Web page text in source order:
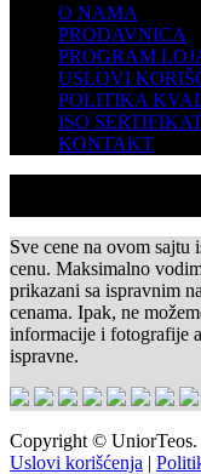
O NAMA
PRODAVNICA
PROGRAM
USLOVI
POLITIKA
ISO
KONTAKT
Sve cene na ovom sajtu
cenu. Maksimalno
prikazani sa ispravnim
cenama. Ipak, ne
informacije i fotografije
ispravne.
Copyright © UniorTeos.
Uslovi korišćenja |